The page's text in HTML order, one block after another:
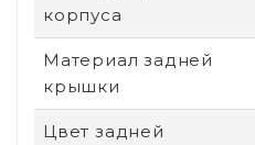
корпуса
Материал задней
крышки
Цвет задней